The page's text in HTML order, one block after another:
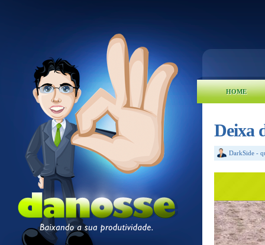
HOME
Deixa
DarkSide -